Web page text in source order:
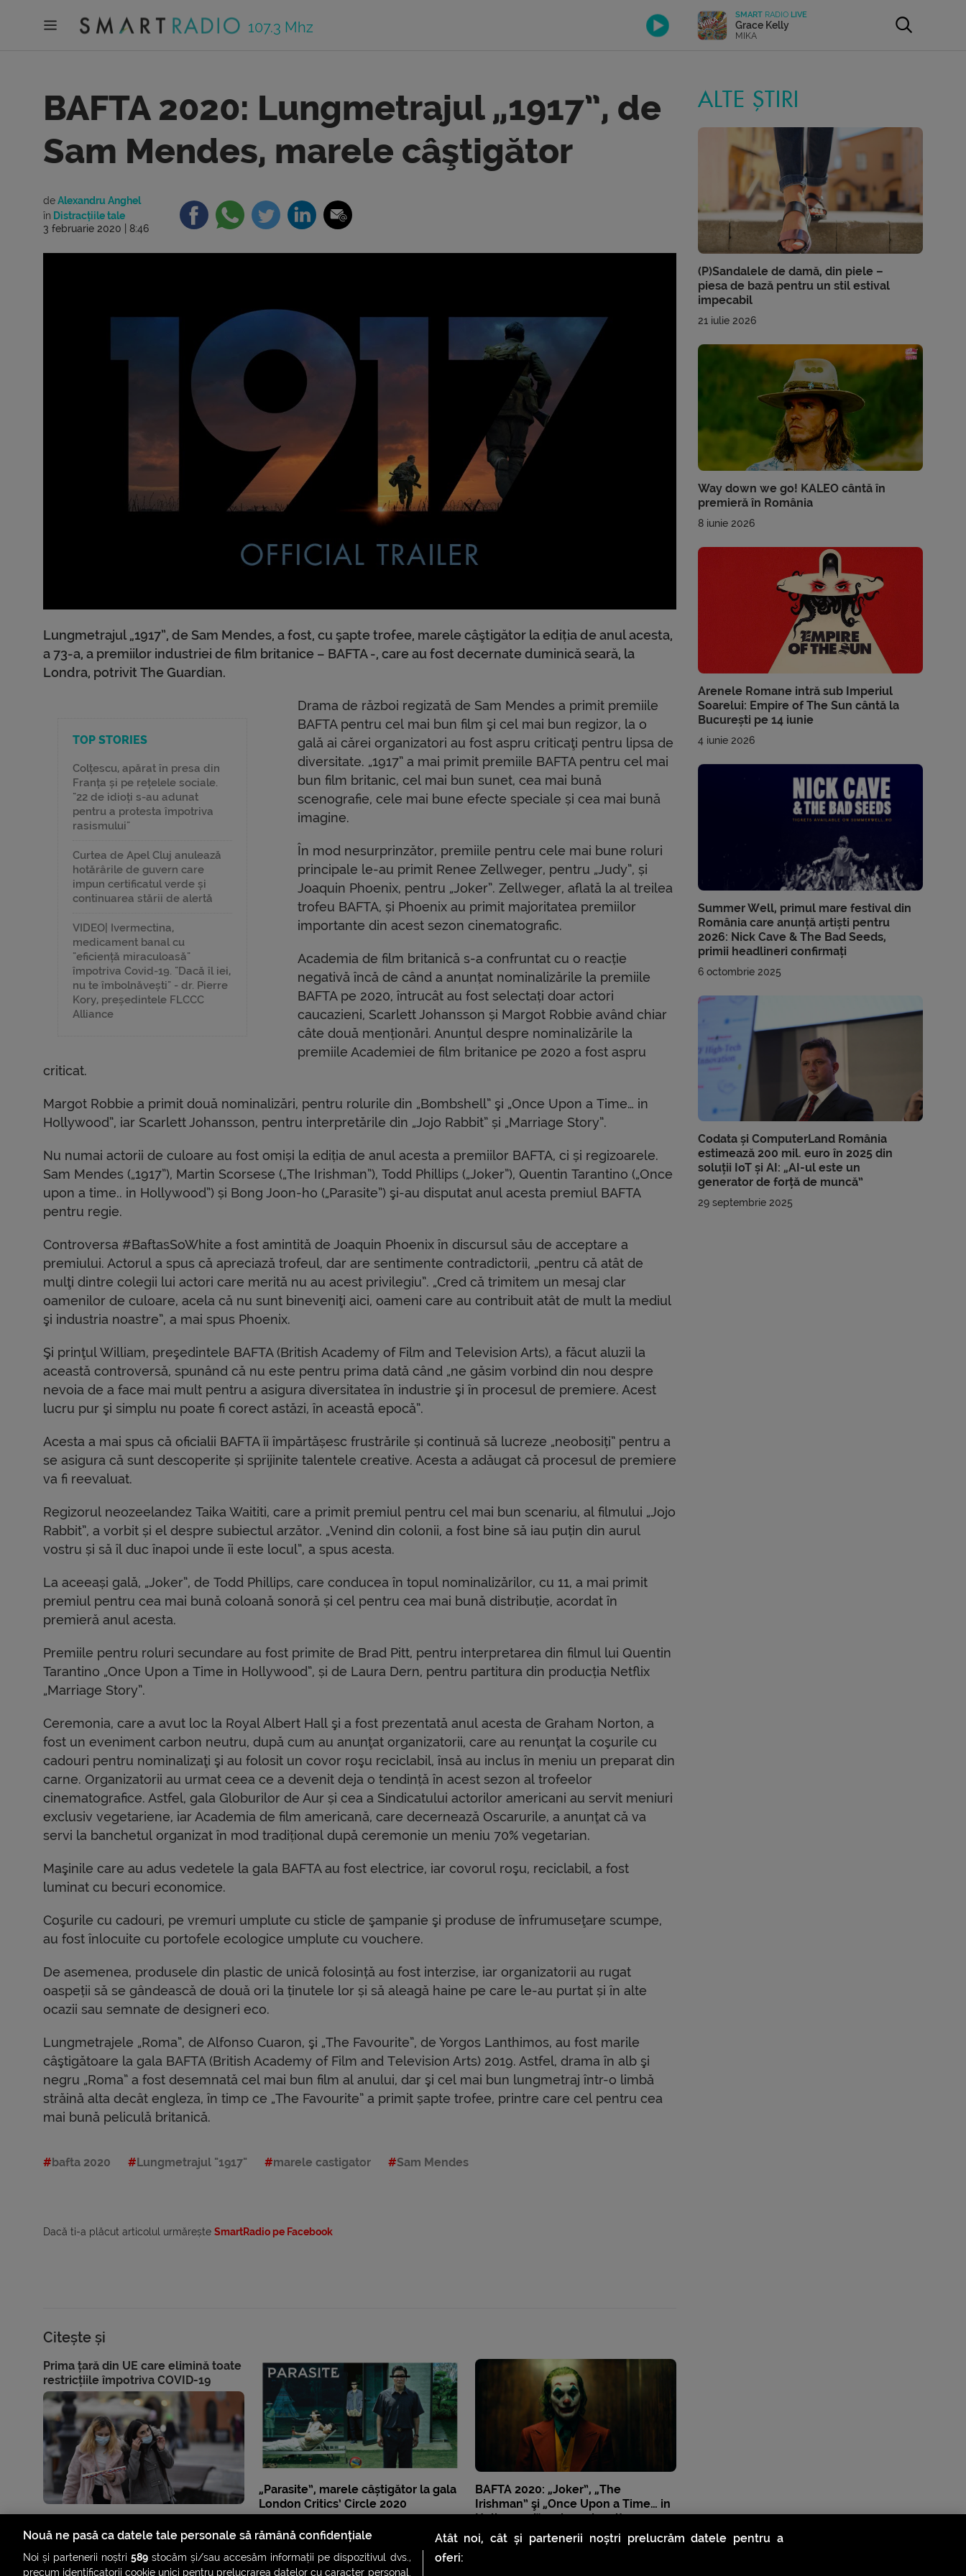
107.3 Mhz
SMART RADIO LIVE
Grace Kelly
MIKA
BAFTA 2020: Lungmetrajul „1917”, de
Sam Mendes, marele câştigător
deAlexandru Anghel
în Distracțiile tale
3 februarie 2020 | 8:46
Lungmetrajul „1917”, de Sam Mendes, a fost, cu şapte trofee, marele câştigător la ediția de anul acesta,
a 73-a, a premiilor industriei de film britanice – BAFTA -, care au fost decernate duminică seară, la
Londra, potrivit The Guardian.
TOP STORIES
Colțescu, apărat în presa din
Franța și pe rețelele sociale.
"22 de idioți s-au adunat
pentru a protesta împotriva
rasismului"
Curtea de Apel Cluj anulează
hotărârile de guvern care
impun certificatul verde și
continuarea stării de alertă
VIDEO| Ivermectina,
medicament banal cu
"eficiență miraculoasă"
împotriva Covid-19. "Dacă îl iei,
nu te îmbolnăvești" - dr. Pierre
Kory, președintele FLCCC
Alliance
Drama de război regizată de Sam Mendes a primit premiile
BAFTA pentru cel mai bun film şi cel mai bun regizor, la o
gală ai cărei organizatori au fost aspru criticaţi pentru lipsa de
diversitate. „1917” a mai primit premiile BAFTA pentru cel mai
bun film britanic, cel mai bun sunet, cea mai bună
scenografie, cele mai bune efecte speciale și cea mai bună
imagine.
În mod nesurprinzător, premiile pentru cele mai bune roluri
principale le-au primit Renee Zellweger, pentru „Judy”, și
Joaquin Phoenix, pentru „Joker”. Zellweger, aflată la al treilea
trofeu BAFTA, și Phoenix au primit majoritatea premiilor
importante din acest sezon cinematografic.
Academia de film britanică s-a confruntat cu o reacție
negativă încă de când a anunțat nominalizările la premiile
BAFTA pe 2020, întrucât au fost selectați doar actori
caucazieni, Scarlett Johansson și Margot Robbie având chiar
câte două menționări. Anunțul despre nominalizările la
premiile Academiei de film britanice pe 2020 a fost aspru
criticat.
Margot Robbie a primit două nominalizări, pentru rolurile din „Bombshell” şi „Once Upon a Time… in
Hollywood”, iar Scarlett Johansson, pentru interpretările din „Jojo Rabbit” și „Marriage Story”.
Nu numai actorii de culoare au fost omiși la ediția de anul acesta a premiilor BAFTA, ci și regizoarele.
Sam Mendes („1917”), Martin Scorsese („The Irishman”), Todd Phillips („Joker”), Quentin Tarantino („Once
upon a time.. in Hollywood”) și Bong Joon-ho („Parasite”) şi-au disputat anul acesta premiul BAFTA
pentru regie.
Controversa #BaftasSoWhite a fost amintită de Joaquin Phoenix în discursul său de acceptare a
premiului. Actorul a spus că apreciază trofeul, dar are sentimente contradictorii, „pentru că atât de
mulţi dintre colegii lui actori care merită nu au acest privilegiu”. „Cred că trimitem un mesaj clar
oamenilor de culoare, acela că nu sunt bineveniţi aici, oameni care au contribuit atât de mult la mediul
şi industria noastre”, a mai spus Phoenix.
Şi prinţul William, preşedintele BAFTA (British Academy of Film and Television Arts), a făcut aluzii la
această controversă, spunând că nu este pentru prima dată când „ne găsim vorbind din nou despre
nevoia de a face mai mult pentru a asigura diversitatea în industrie şi în procesul de premiere. Acest
lucru pur şi simplu nu poate fi corect astăzi, în această epocă”.
Acesta a mai spus că oficialii BAFTA îi împărtășesc frustrările și continuă să lucreze „neobosiți” pentru a
se asigura că sunt descoperite și sprijinite talentele creative. Acesta a adăugat că procesul de premiere
va fi reevaluat.
Regizorul neozeelandez Taika Waititi, care a primit premiul pentru cel mai bun scenariu, al filmului „Jojo
Rabbit”, a vorbit și el despre subiectul arzător. „Venind din colonii, a fost bine să iau puțin din aurul
vostru și să îl duc înapoi unde îi este locul”, a spus acesta.
La aceeași gală, „Joker”, de Todd Phillips, care conducea în topul nominalizărilor, cu 11, a mai primit
premiul pentru cea mai bună coloană sonoră și cel pentru cea mai bună distribuție, acordat în
premieră anul acesta.
Premiile pentru roluri secundare au fost primite de Brad Pitt, pentru interpretarea din filmul lui Quentin
Tarantino „Once Upon a Time in Hollywood”, și de Laura Dern, pentru partitura din producția Netflix
„Marriage Story”.
Ceremonia, care a avut loc la Royal Albert Hall şi a fost prezentată anul acesta de Graham Norton, a
fost un eveniment carbon neutru, după cum au anunţat organizatorii, care au renunţat la coşurile cu
cadouri pentru nominalizaţi şi au folosit un covor roşu reciclabil, însă au inclus în meniu un preparat din
carne. Organizatorii au urmat ceea ce a devenit deja o tendință în acest sezon al trofeelor
cinematografice. Astfel, gala Globurilor de Aur și cea a Sindicatului actorilor americani au servit meniuri
exclusiv vegetariene, iar Academia de film americană, care decernează Oscarurile, a anunţat că va
servi la banchetul organizat în mod tradițional după ceremonie un meniu 70% vegetarian.
Maşinile care au adus vedetele la gala BAFTA au fost electrice, iar covorul roşu, reciclabil, a fost
luminat cu becuri economice.
Coşurile cu cadouri, pe vremuri umplute cu sticle de şampanie şi produse de înfrumuseţare scumpe,
au fost înlocuite cu portofele ecologice umplute cu vouchere.
De asemenea, produsele din plastic de unică folosință au fost interzise, iar organizatorii au rugat
oaspeții să se gândească de două ori la ținutele lor și să aleagă haine pe care le-au purtat și în alte
ocazii sau semnate de designeri eco.
Lungmetrajele „Roma”, de Alfonso Cuaron, şi „The Favourite”, de Yorgos Lanthimos, au fost marile
câştigătoare la gala BAFTA (British Academy of Film and Television Arts) 2019. Astfel, drama în alb şi
negru „Roma” a fost desemnată cel mai bun film al anului, dar şi cel mai bun lungmetraj într-o limbă
străină alta decât engleza, în timp ce „The Favourite” a primit șapte trofee, printre care cel pentru cea
mai bună peliculă britanică.
bafta 2020 Lungmetrajul "1917" marele castigator Sam Mendes
Dacă ti-a plăcut articolul urmărește SmartRadio pe Facebook
Citește și
Prima țară din UE care elimină toate
restricțiile împotriva COVID-19
„Parasite”, marele câștigător la gala
London Critics’ Circle 2020
BAFTA 2020: „Joker”, „The
Irishman” şi „Once Upon a Time… in
Hollywood”, cele mai multe
nominalizări
ALTE ȘTIRI
(P)Sandalele de damă, din piele –
piesa de bază pentru un stil estival
impecabil
21 iulie 2026
Way down we go! KALEO cântă în
premieră în România
8 iunie 2026
Arenele Romane intră sub Imperiul
Soarelui: Empire of The Sun cântă la
București pe 14 iunie
4 iunie 2026
Summer Well, primul mare festival din
România care anunță artiști pentru
2026: Nick Cave & The Bad Seeds,
primii headlineri confirmați
6 octombrie 2025
Codata și ComputerLand România
estimează 200 mil. euro în 2025 din
soluții IoT și AI: „AI-ul este un
generator de forță de muncă”
29 septembrie 2025
Nouă ne pasă ca datele tale personale să rămână confidențiale
Noi și partenerii noștri589 stocăm și/sau accesăm informații pe dispozitivul dvs.,
precum identificatorii cookie unici pentru prelucrarea datelor cu caracter personal.
Atât noi, cât și partenerii noștri prelucrăm datele pentru a
oferi: